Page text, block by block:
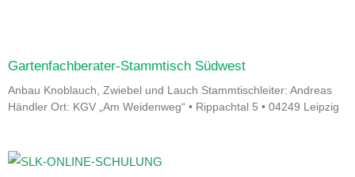
Gartenfachberater-Stammtisch Südwest
Anbau Knoblauch, Zwiebel und Lauch Stammtischleiter: Andreas
Händler Ort: KGV „Am Weidenweg“ • Rippachtal 5 • 04249 Leipzig